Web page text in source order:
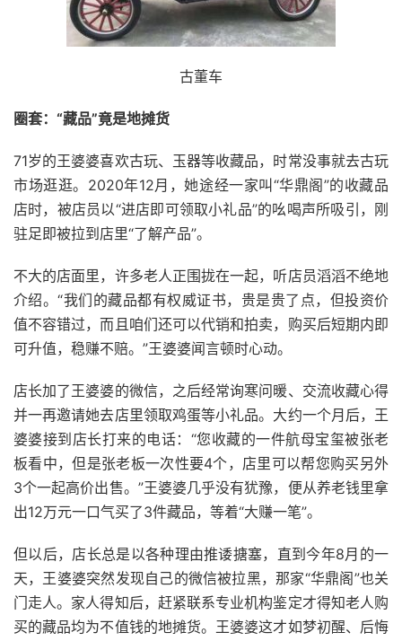
古董车
圈套：“藏品”竟是地摊货
71岁的王婆婆喜欢古玩、玉器等收藏品，时常没事就去古玩
市场逛逛。2020年12月，她途经一家叫“华鼎阁”的收藏品
店时，被店员以“进店即可领取小礼品”的吆喝声所吸引，刚
驻足即被拉到店里“了解产品”。
不大的店面里，许多老人正围拢在一起，听店员滔滔不绝地
介绍。“我们的藏品都有权威证书，贵是贵了点，但投资价
值不容错过，而且咱们还可以代销和拍卖，购买后短期内即
可升值，稳赚不赔。”王婆婆闻言顿时心动。
店长加了王婆婆的微信，之后经常询寒问暖、交流收藏心得
并一再邀请她去店里领取鸡蛋等小礼品。大约一个月后，王
婆婆接到店长打来的电话：“您收藏的一件航母宝玺被张老
板看中，但是张老板一次性要4个，店里可以帮您购买另外
3个一起高价出售。”王婆婆几乎没有犹豫，便从养老钱里拿
出12万元一口气买了3件藏品，等着“大赚一笔”。
但以后，店长总是以各种理由推诿搪塞，直到今年8月的一
天，王婆婆突然发现自己的微信被拉黑，那家“华鼎阁”也关
门走人。家人得知后，赶紧联系专业机构鉴定才得知老人购
买的藏品均为不值钱的地摊货。王婆婆这才如梦初醒、后悔